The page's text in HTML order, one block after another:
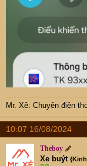
Mr. Xê: Chuyên điện
10:07 16/08/2024
Theboy
Xe buýt